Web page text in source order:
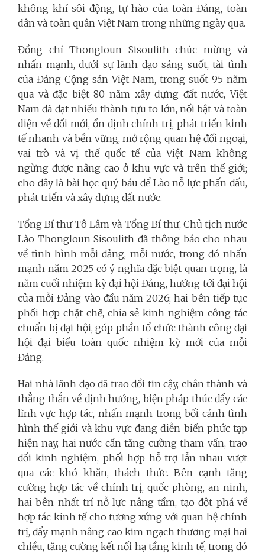
không khí sôi động, tự hào của toàn Đảng, toàn
dân và toàn quân Việt Nam trong những ngày qua.
Đồng chí Thongloun Sisoulith chúc mừng và
nhấn mạnh, dưới sự lãnh đạo sáng suốt, tài tình
của Đảng Cộng sản Việt Nam, trong suốt 95 năm
qua và đặc biệt 80 năm xây dựng đất nước, Việt
Nam đã đạt nhiều thành tựu to lớn, nổi bật và toàn
diện về đổi mới, ổn định chính trị, phát triển kinh
tế nhanh và bền vững, mở rộng quan hệ đối ngoại,
vai trò và vị thế quốc tế của Việt Nam không
ngừng được nâng cao ở khu vực và trên thế giới;
cho đây là bài học quý báu để Lào nỗ lực phấn đấu,
phát triển và xây dựng đất nước.
Tổng Bí thư Tô Lâm và Tổng Bí thư, Chủ tịch nước
Lào Thongloun Sisoulith đã thông báo cho nhau
về tình hình mỗi đảng, mỗi nước, trong đó nhấn
mạnh năm 2025 có ý nghĩa đặc biệt quan trọng, là
năm cuối nhiệm kỳ đại hội Đảng, hướng tới đại hội
của mỗi Đảng vào đầu năm 2026; hai bên tiếp tục
phối hợp chặt chẽ, chia sẻ kinh nghiệm công tác
chuẩn bị đại hội, góp phần tổ chức thành công đại
hội đại biểu toàn quốc nhiệm kỳ mới của mỗi
Đảng.
Hai nhà lãnh đạo đã trao đổi tin cậy, chân thành và
thẳng thắn về định hướng, biện pháp thúc đẩy các
lĩnh vực hợp tác, nhấn mạnh trong bối cảnh tình
hình thế giới và khu vực đang diễn biến phức tạp
hiện nay, hai nước cần tăng cường tham vấn, trao
đổi kinh nghiệm, phối hợp hỗ trợ lẫn nhau vượt
qua các khó khăn, thách thức. Bên cạnh tăng
cường hợp tác về chính trị, quốc phòng, an ninh,
hai bên nhất trí nỗ lực nâng tầm, tạo đột phá về
hợp tác kinh tế cho tương xứng với quan hệ chính
trị, đẩy mạnh nâng cao kim ngạch thương mại hai
chiều, tăng cường kết nối hạ tầng kinh tế, trong đó